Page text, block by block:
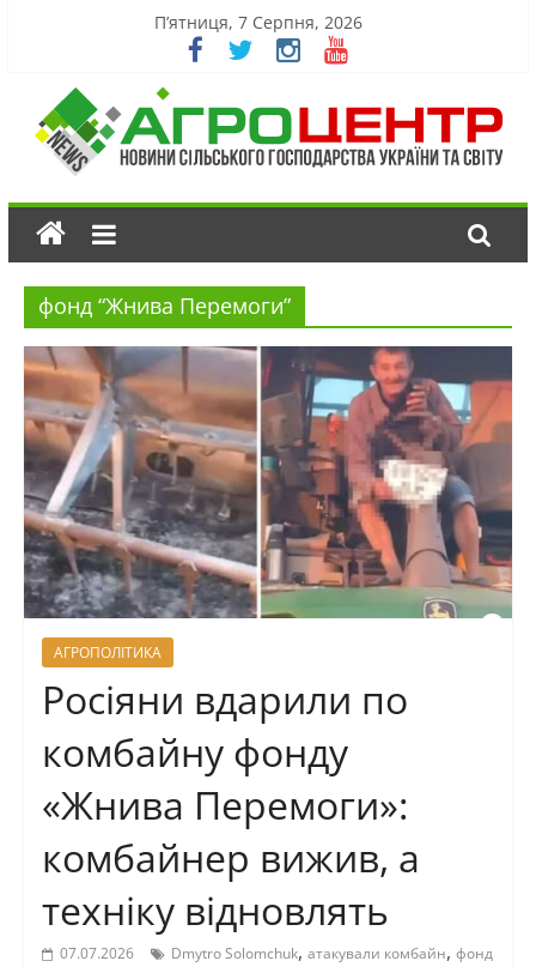
П’ятниця, 7 Серпня, 2026
фонд “Жнива Перемоги”
АГРОПОЛІТИКА
Росіяни вдарили по
комбайну фонду
«Жнива Перемоги»:
комбайнер вижив, а
техніку відновлять
07.07.2026 Dmytro Solomchuk, атакували комбайн, фонд